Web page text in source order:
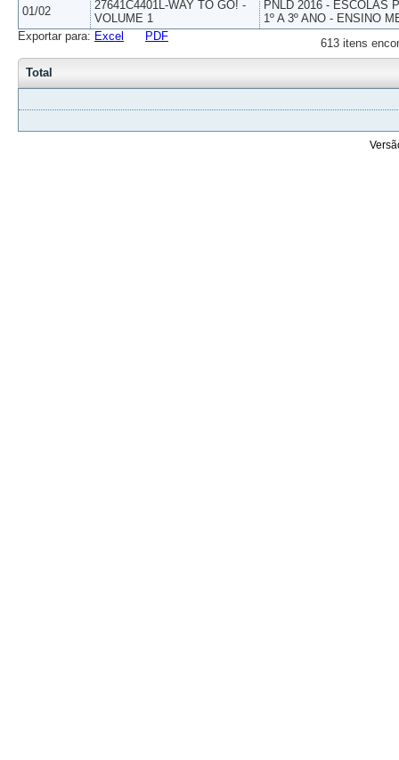
01/02
27641C4401L-WAY TO GO! -
VOLUME 1
PNLD 2016 - ESCOLAS
1º A 3º ANO - ENSINO
613 itens
Exportar para: Excel PDF
Total